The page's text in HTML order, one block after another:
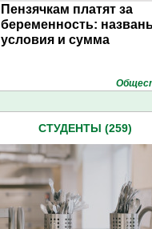
Пензячкам платят за
беременность:
условия и сумма
СТУДЕНТЫ (259)